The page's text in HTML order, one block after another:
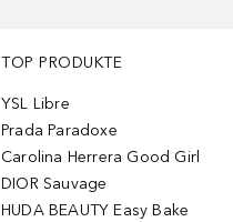
TOP PRODUKTE
YSL Libre
Prada Paradoxe
Carolina Herrera Good Girl
DIOR Sauvage
HUDA BEAUTY Easy Bake